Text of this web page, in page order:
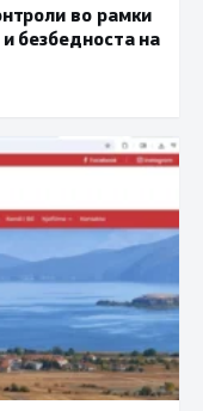
во рамки
безбедноста на